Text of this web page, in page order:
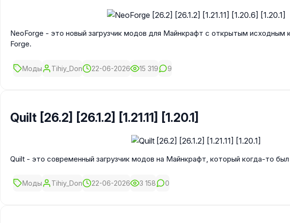
NeoForge - это новый загрузчик модов для Майнкрафт с открытым исходным
Forge.
Моды Tihiy_Don 22-06-2026 15 319 9
Quilt [26.2] [26.1.2] [1.21.11] [1.20.1]
Quilt - это современный загрузчик модов на Майнкрафт, который когда-то был
Моды Tihiy_Don 22-06-2026 3 158 0